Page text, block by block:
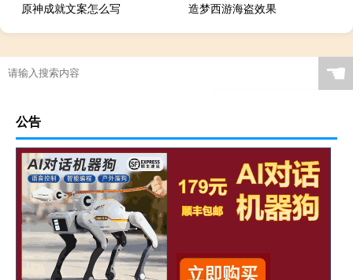
原神成就文案怎么写 造梦西游海盗效果
☚
公告